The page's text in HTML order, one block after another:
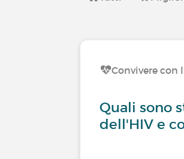
Convivere con
Quali sono
dell'HIV e